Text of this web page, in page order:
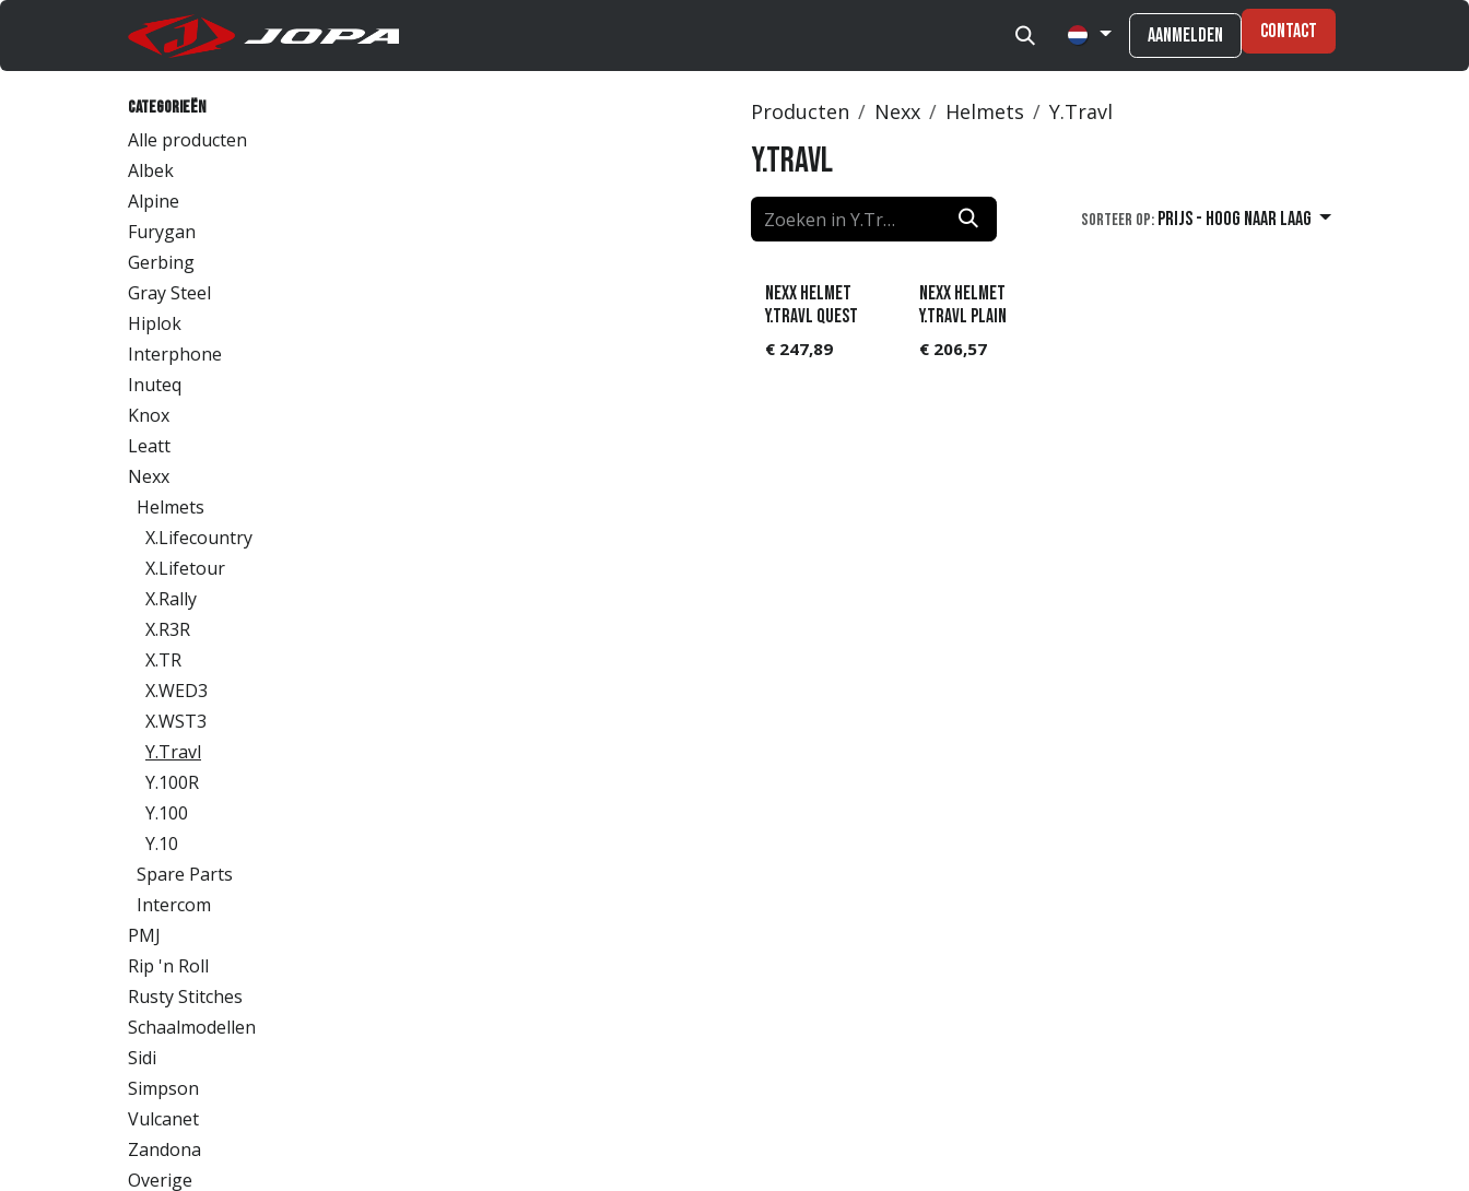
Overslaan naar inhoud
Aanmelden Contact
Categorieën
Alle producten
Albek
Alpine
Furygan
Gerbing
Gray Steel
Hiplok
Interphone
Inuteq
Knox
Leatt
Nexx
Helmets
X.Lifecountry
X.Lifetour
X.Rally
X.R3R
X.TR
X.WED3
X.WST3
Y.Travl
Y.100R
Y.100
Y.10
Spare Parts
Intercom
PMJ
Rip 'n Roll
Rusty Stitches
Schaalmodellen
Sidi
Simpson
Vulcanet
Zandona
Overige
Producten Nexx Helmets Y.Travl
Y.Travl
Sorteer op: Prijs - hoog naar laag
NEXX Helmet
Y.TRAVL QUEST
€ 247,89
NEXX Helmet
Y.TRAVL PLAIN
€ 206,57